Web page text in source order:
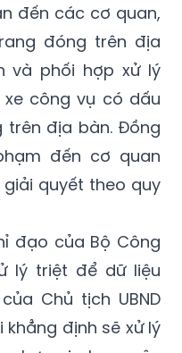
đến các cơ quan,
đóng trên địa
và phối hợp xử lý
công vụ có dấu
trên địa bàn. Đồng
đến cơ quan
quyết theo quy
đạo của Bộ Công
lý triệt để dữ liệu
Chủ tịch UBND
khẳng định sẽ xử lý